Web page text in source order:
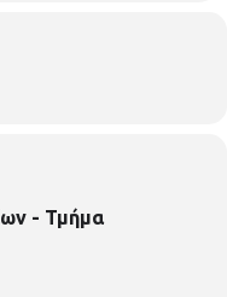
- Τμήμα